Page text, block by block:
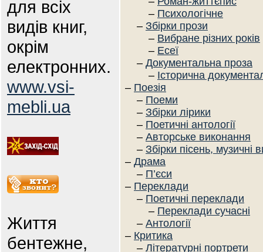
для всіх
видів книг,
окрім
електронних.
www.vsi-
mebli.ua
Життя
бентежне,
– Психологічне
– Збірки прози
– Вибране різних років
– Есеї
– Документальна проза
– Історична
– Поезія
– Поеми
– Збірки лірики
– Поетичні антології
– Авторське виконання
– Збірки пісень, музичні
– Драма
– П’єси
– Переклади
– Поетичні переклади
– Переклади сучасні
– Антології
– Критика
– Літературні портрети